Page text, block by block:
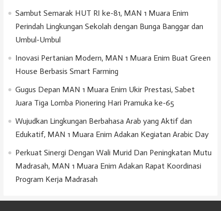
Sambut Semarak HUT RI ke-81, MAN 1 Muara Enim
Perindah Lingkungan Sekolah dengan Bunga Banggar dan
Umbul-Umbul
Inovasi Pertanian Modern, MAN 1 Muara Enim Buat Green
House Berbasis Smart Farming
Gugus Depan MAN 1 Muara Enim Ukir Prestasi, Sabet
Juara Tiga Lomba Pionering Hari Pramuka ke-65
Wujudkan Lingkungan Berbahasa Arab yang Aktif dan
Edukatif, MAN 1 Muara Enim Adakan Kegiatan Arabic Day
Perkuat Sinergi Dengan Wali Murid Dan Peningkatan Mutu
Madrasah, MAN 1 Muara Enim Adakan Rapat Koordinasi
Program Kerja Madrasah